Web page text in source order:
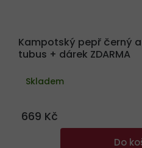
Kampotský pepř černý
tubus + dárek ZDARMA
Skladem
669 Kč
Do